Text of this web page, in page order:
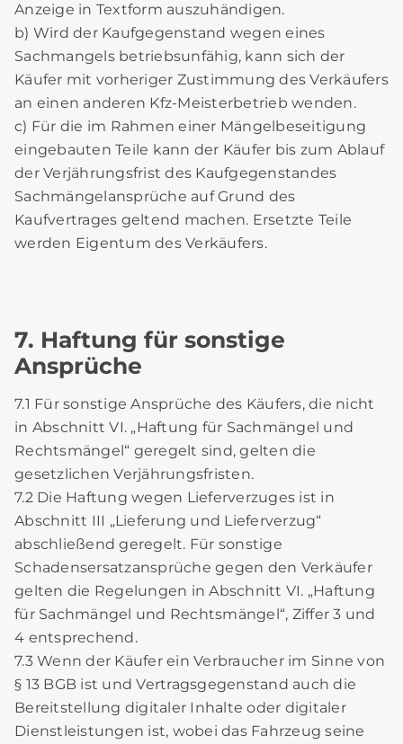
Anzeige in Textform auszuhändigen.
b) Wird der Kaufgegenstand wegen eines
Sachmangels betriebsunfähig, kann sich der
Käufer mit vorheriger Zustimmung des Verkäufers
an einen anderen Kfz-Meisterbetrieb wenden.
c) Für die im Rahmen einer Mängelbeseitigung
eingebauten Teile kann der Käufer bis zum Ablauf
der Verjährungsfrist des Kaufgegenstandes
Sachmängelansprüche auf Grund des
Kaufvertrages geltend machen. Ersetzte Teile
werden Eigentum des Verkäufers.
7. Haftung für sonstige
Ansprüche
7.1 Für sonstige Ansprüche des Käufers, die nicht
in Abschnitt VI. „Haftung für Sachmängel und
Rechtsmängel“ geregelt sind, gelten die
gesetzlichen Verjährungsfristen.
7.2 Die Haftung wegen Lieferverzuges ist in
Abschnitt III „Lieferung und Lieferverzug“
abschließend geregelt. Für sonstige
Schadensersatzansprüche gegen den Verkäufer
gelten die Regelungen in Abschnitt VI. „Haftung
für Sachmängel und Rechtsmängel“, Ziffer 3 und
4 entsprechend.
7.3 Wenn der Käufer ein Verbraucher im Sinne von
§ 13 BGB ist und Vertragsgegenstand auch die
Bereitstellung digitaler Inhalte oder digitaler
Dienstleistungen ist, wobei das Fahrzeug seine